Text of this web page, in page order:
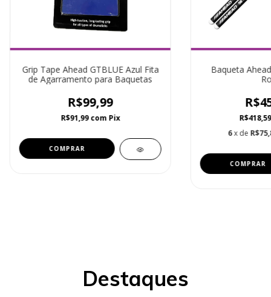
Grip Tape Ahead GTBLUE Azul Fita
de Agarramento para Baquetas
R$99,99
R$91,99com Pix
Baqueta
6x de
Destaques